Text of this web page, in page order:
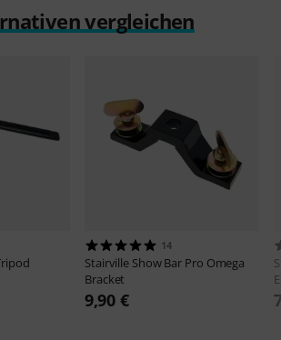
vergleichen
14
Stairville Show Bar Pro Omega
Bracket
9,90 €